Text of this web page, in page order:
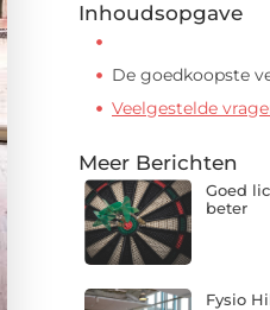
Inhoudsopgave
De goedkoopste
Veelgestelde
Meer Berichten
Goed
beter
Fysio